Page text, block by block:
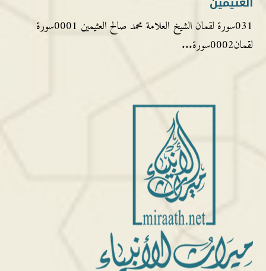
031سورة لقمان الشيخ العلامة محمد صالح العثيمين 0001سورة
لقمان0002سورة...